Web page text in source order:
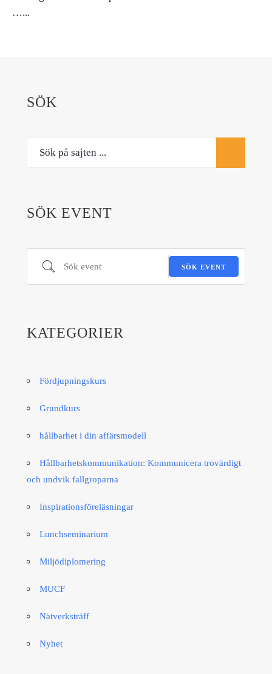
…...
SÖK
SÖK EVENT
Sök event SÖK EVENT
KATEGORIER
Fördjupningskurs
Grundkurs
hållbarhet i din affärsmodell
Hållbarhetskommunikation: Kommunicera trovärdigt
och undvik fallgroparna​
Inspirationsföreläsningar
Lunchseminarium
Miljödiplomering
MUCF
Nätverksträff
Nyhet